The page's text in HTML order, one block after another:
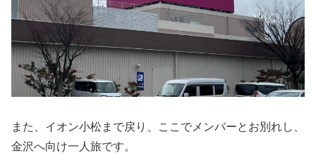
また、イオン小松まで戻り、ここでメンバーとお別れし、
金沢へ向け一人旅です。